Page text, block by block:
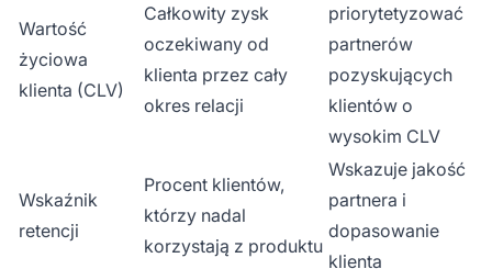
Wartość
życiowa
klienta (CLV)
Całkowity zysk
oczekiwany od
klienta przez cały
okres relacji
priorytetyzować
partnerów
pozyskujących
klientów o
wysokim CLV
Wskaźnik
retencji
Procent klientów,
którzy nadal
korzystają z produktu
Wskazuje jakość
partnera i
dopasowanie
klienta